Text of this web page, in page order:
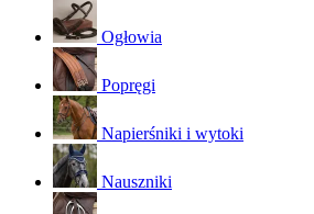
Ogłowia
Popręgi
Napierśniki i wytoki
Nauszniki